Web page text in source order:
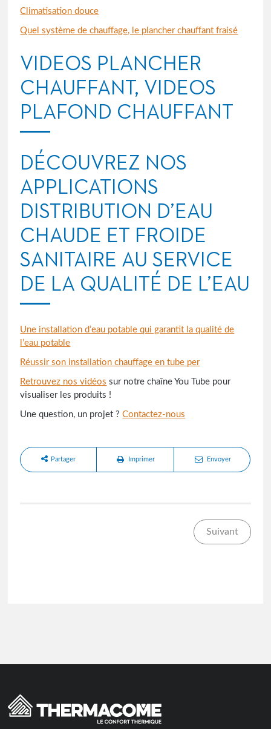
Climatisation douce
Quel système de chauffage, le plancher chauffant fraisé
VIDEOS PLANCHER
CHAUFFANT, VIDEOS
PLAFOND CHAUFFANT
DÉCOUVREZ NOS
APPLICATIONS
DISTRIBUTION D’EAU
CHAUDE ET FROIDE
SANITAIRE AU SERVICE
DE LA QUALITÉ DE L’EAU
Une installation d’eau potable qui garantit la qualité de
l’eau potable
Réussir son installation chauffage en tube per
Retrouvez nos vidéos sur notre chaîne You Tube pour
visualiser les produits !
Une question, un projet ?Contactez-nous
Partager Imprimer Envoyer
Suivant